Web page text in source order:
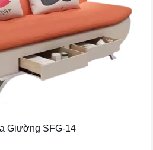
Giường SFG-14